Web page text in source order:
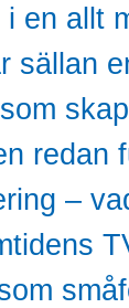
en allt
sällan
redan
–